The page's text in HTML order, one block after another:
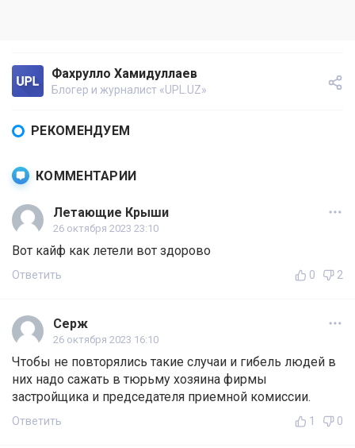
Фахрулло Хамидуллаев
Блогер и журналист «UPL.UZ»
РЕКОМЕНДУЕМ
КОММЕНТАРИИ
Летающие Крыши
26 октября 2023 23:10
Вот кайф как летели вот здорово
Ответить 0 2
Серж
26 октября 2023 16:10
Чтобы не повторялись такие случаи и гибель людей в
них надо сажать в тюрьму хозяина фирмы
застройщика и председателя приемной комиссии.
Ответить 1 0